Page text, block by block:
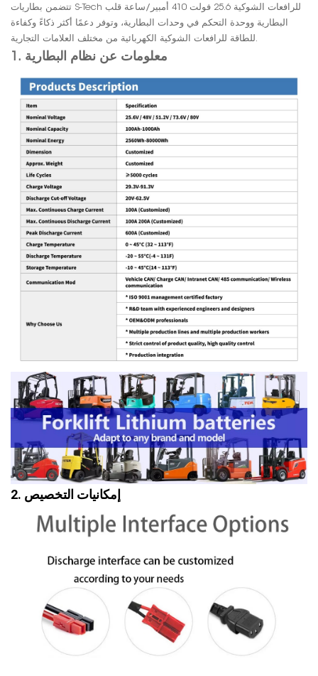
تتضمن بطاريات S-Tech للرافعات الشوكية 25.6 فولت 410 أمبير/ساعة قلب
البطارية ووحدة التحكم في وحدات البطارية، وتوفر دعمًا أكثر ذكاءً وكفاءة
للطاقة للرافعات الشوكية الكهربائية من مختلف العلامات التجارية.
1. معلومات عن نظام البطارية
2. إمكانيات التخصيص